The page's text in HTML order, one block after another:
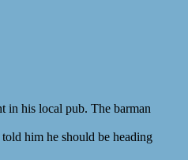
in his local pub. The barman
him he should be heading